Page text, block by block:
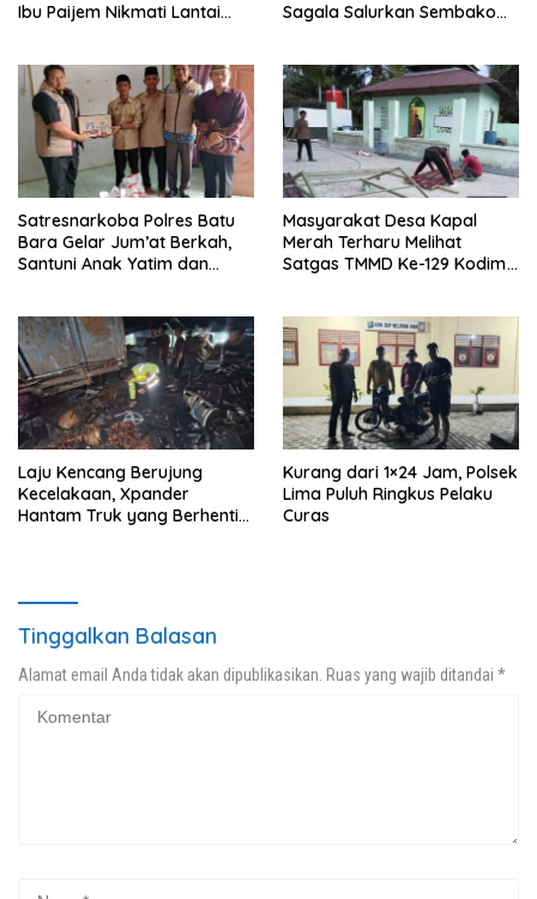
Ibu Paijem Nikmati Lantai
0208/Asahan
Sagala Salurkan Sembako
Satresnarkoba Polres Batu
Bara Gelar Jum’at Berkah,
Santuni Anak Yatim dan
Masyarakat Desa Kapal
Merah Terharu Melihat
Satgas TMMD Ke-129 Kodim
Mushollah Al Maghribi
Laju Kencang Berujung
Kecelakaan, Xpander
Hantam Truk yang Berhenti
Kurang dari 1×24 Jam, Polsek
Lima Puluh Ringkus Pelaku
Curas
Tinggalkan Balasan
Alamat email Anda tidak akan dipublikasikan. Ruas yang wajib ditandai *